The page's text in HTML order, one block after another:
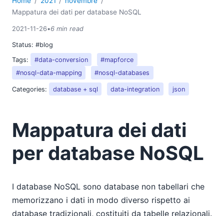
Mappatura dei dati per database NoSQL
2021-11-26•6 min read
Status: #blog
Tags:
#data-conversion
#mapforce
#nosql-data-mapping
#nosql-databases
Categories: database + sql data-integration json
Mappatura dei dati
per database NoSQL
I database NoSQL sono database non tabellari che
memorizzano i dati in modo diverso rispetto ai
database tradizionali, costituiti da tabelle relazionali.